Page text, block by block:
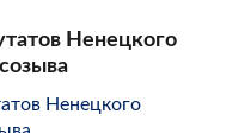
Ненецкого